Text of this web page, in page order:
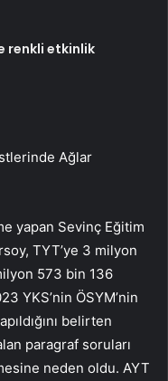
renkli etkinlik
Ağlar
yapan Sevinç Eğitim
TYT’ye 3 milyon
573 bin 136
YKS’nin ÖSYM’nin
belirten
paragraf soruları
neden oldu. AYT